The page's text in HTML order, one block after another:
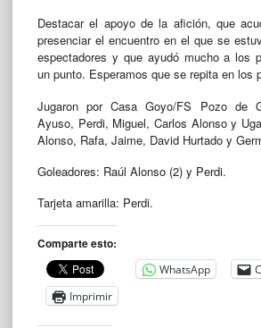
Destacar el apoyo de la afición, que
presenciar el encuentro en el que se
espectadores y que ayudó mucho a los
un punto. Esperamos que se repita en los
Jugaron por Casa Goyo/FS Pozo de
Ayuso, Perdi, Miguel, Carlos Alonso y
Alonso, Rafa, Jaime, David Hurtado y
Goleadores: Raúl Alonso (2) y Perdi.
Tarjeta amarilla: Perdi.
Comparte esto:
WhatsApp
Imprimir